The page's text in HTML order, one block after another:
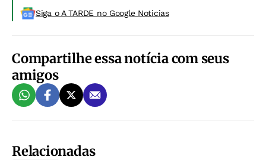
Siga o A TARDE no Google Noticias
Compartilhe essa notícia com seus
amigos
Relacionadas